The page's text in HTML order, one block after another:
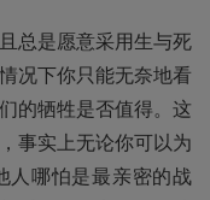
总是愿意采用生与死
况下你只能无奈地看
的牺牲是否值得。这
事实上无论你可以为
人哪怕是最亲密的战